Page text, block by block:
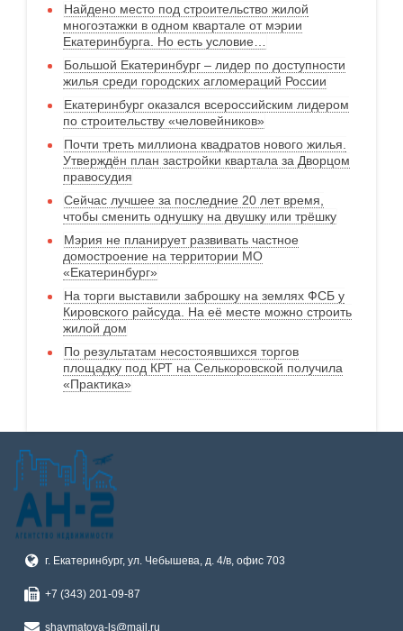
Найдено место под строительство жилой
многоэтажки в одном квартале от мэрии
Екатеринбурга. Но есть условие…
Большой Екатеринбург – лидер по доступности
жилья среди городских агломераций России
Екатеринбург оказался всероссийским лидером
по строительству «человейников»
Почти треть миллиона квадратов нового жилья.
Утверждён план застройки квартала за Дворцом
правосудия
Сейчас лучшее за последние 20 лет время,
чтобы сменить однушку на двушку или трёшку
Мэрия не планирует развивать частное
домостроение на территории МО
«Екатеринбург»
На торги выставили заброшку на землях ФСБ у
Кировского райсуда. На её месте можно строить
жилой дом
По результатам несостоявшихся торгов
площадку под КРТ на Селькоровской получила
«Практика»
г. Екатеринбург, ул. Чебышева, д. 4/в, офис 703
+7 (343) 201-09-87
shaymatova-ls@mail.ru